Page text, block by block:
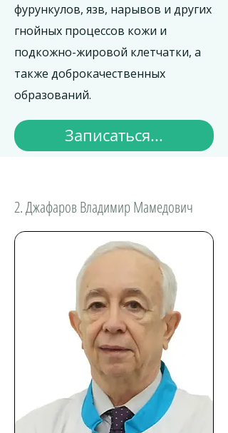
фурункулов, язв, нарывов и других
гнойных процессов кожи и
подкожно-жировой клетчатки, а
также доброкачественных
образований.
Записаться...
2. Джафаров Владимир Мамедович